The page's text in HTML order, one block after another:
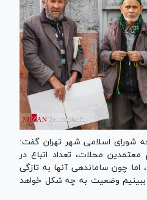
شورای اسلامی شهر تهران گفت:
محلات، تعداد اتباع در
چون ساماندهی آنها به تازگی
ببینیم وضعیت به چه شکل خواهد